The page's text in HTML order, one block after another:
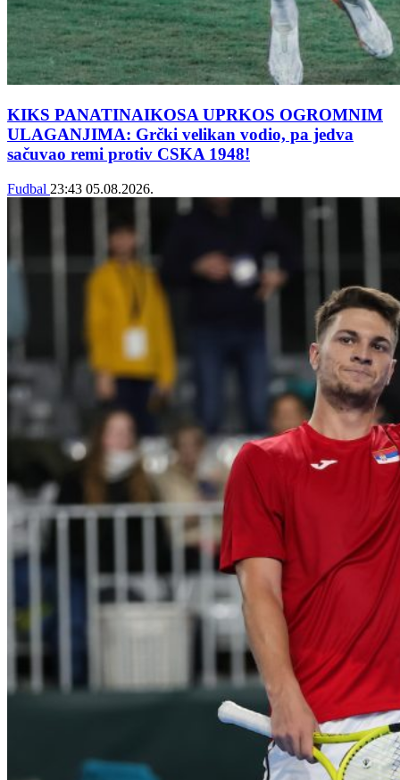
KIKS PANATINAIKOSA UPRKOS OGROMNIM
ULAGANJIMA: Grčki velikan vodio, pa jedva
sačuvao remi protiv CSKA 1948!
Fudbal 23:43 05.08.2026.